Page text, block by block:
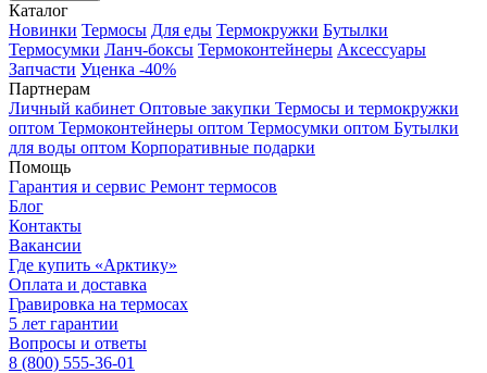
Каталог
Новинки Термосы Для еды Термокружки Бутылки
Термосумки Ланч-боксы Термоконтейнеры Аксессуары
Запчасти Уценка -40%
Партнерам
Личный кабинет Оптовые закупки Термосы и термокружки
оптом Термоконтейнеры оптом Термосумки оптом Бутылки
для воды оптом Корпоративные подарки
Помощь
Гарантия и сервис Ремонт термосов
Блог
Контакты
Вакансии
Где купить «Арктику»
Оплата и доставка
Гравировка на термосах
5 лет гарантии
Вопросы и ответы
8 (800) 555-36-01